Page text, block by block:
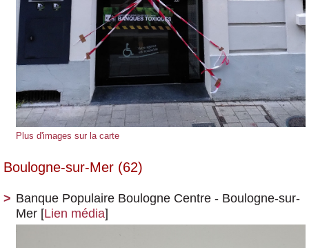
Plus d'images sur la carte
Boulogne-sur-Mer (62)
Banque Populaire Boulogne Centre - Boulogne-sur-
Mer [Lien média]